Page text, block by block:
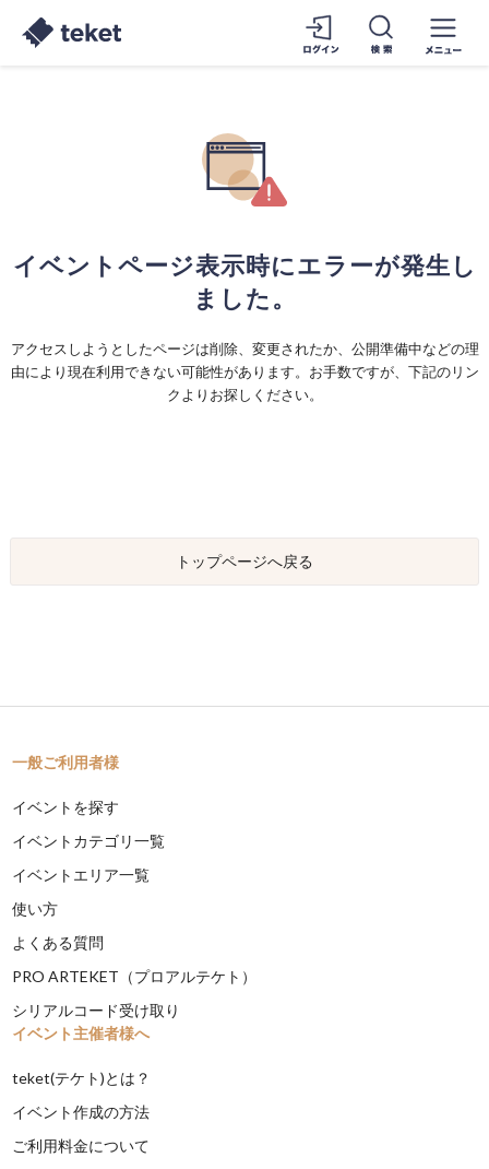
イベントページ表示時にエラーが発生し
ました。
アクセスしようとしたページは削除、変更されたか、公開準備中などの理
由により現在利用できない可能性があります。お手数ですが、下記のリン
クよりお探しください。
トップページへ戻る
一般ご利用者様
イベントを探す
イベントカテゴリ一覧
イベントエリア一覧
使い方
よくある質問
PRO ARTEKET（プロアルテケト）
シリアルコード受け取り
イベント主催者様へ
teket(テケト)とは？
イベント作成の方法
ご利用料金について